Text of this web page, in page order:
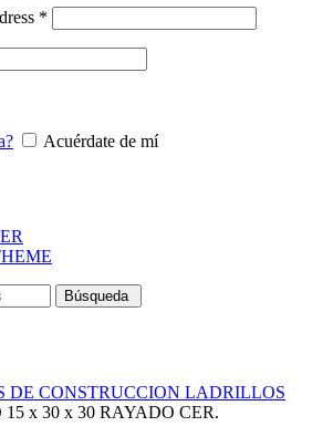
*
Acuérdate de mí
Búsqueda
DE CONSTRUCCION LADRILLOS
x 30 x 30 RAYADO CER.